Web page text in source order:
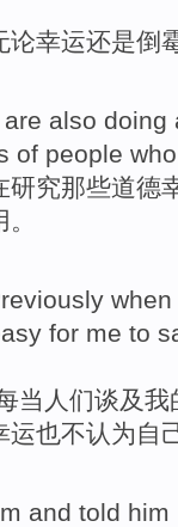
论幸运还是倒
are also doing
of people
研究那些道德
。
when
for me to
当 人们谈及我
运也不认为 自
and told